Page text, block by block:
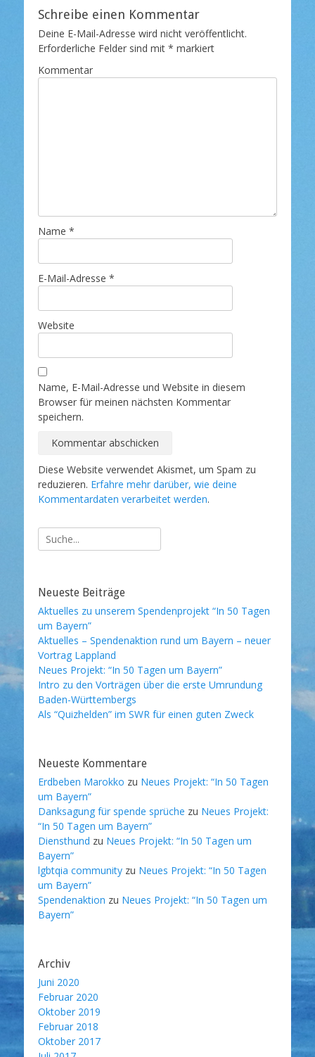
Schreibe einen Kommentar
Deine E-Mail-Adresse wird nicht veröffentlicht.
Erforderliche Felder sind mit * markiert
Kommentar
Name *
E-Mail-Adresse *
Website
Name, E-Mail-Adresse und Website in diesem
Browser für meinen nächsten Kommentar
speichern.
Diese Website verwendet Akismet, um Spam zu
reduzieren. Erfahre mehr darüber, wie deine
Kommentardaten verarbeitet werden.
Suche
nach:
Neueste Beiträge
Aktuelles zu unserem Spendenprojekt “In 50 Tagen
um Bayern”
Aktuelles – Spendenaktion rund um Bayern – neuer
Vortrag Lappland
Neues Projekt: “In 50 Tagen um Bayern”
Intro zu den Vorträgen über die erste Umrundung
Baden-Württembergs
Als “Quizhelden” im SWR für einen guten Zweck
Neueste Kommentare
Erdbeben Marokko zu Neues Projekt: “In 50 Tagen
um Bayern”
Danksagung für spende sprüche zu Neues Projekt:
“In 50 Tagen um Bayern”
Diensthund zu Neues Projekt: “In 50 Tagen um
Bayern”
lgbtqia community zu Neues Projekt: “In 50 Tagen
um Bayern”
Spendenaktion zu Neues Projekt: “In 50 Tagen um
Bayern”
Archiv
Juni 2020
Februar 2020
Oktober 2019
Februar 2018
Oktober 2017